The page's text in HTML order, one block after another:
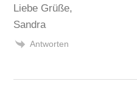
Liebe Grüße,
Sandra
Antworten